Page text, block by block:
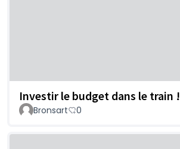
Investir le budget dans le train !
Bronsart 0